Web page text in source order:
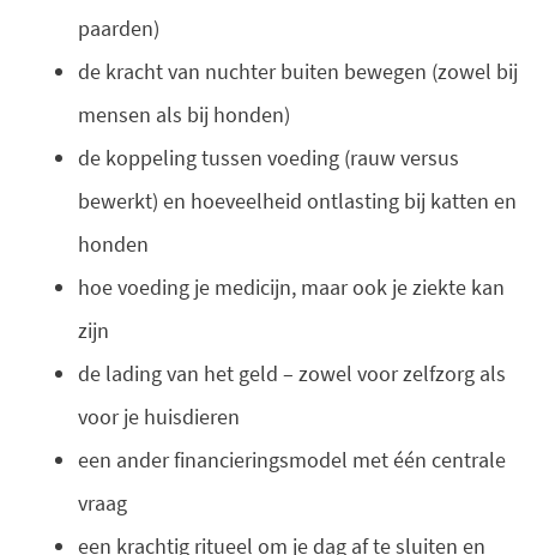
paarden)
de kracht van nuchter buiten bewegen (zowel bij
mensen als bij honden)
de koppeling tussen voeding (rauw versus
bewerkt) en hoeveelheid ontlasting bij katten en
honden
hoe voeding je medicijn, maar ook je ziekte kan
zijn
de lading van het geld – zowel voor zelfzorg als
voor je huisdieren
een ander financieringsmodel met één centrale
vraag
een krachtig ritueel om je dag af te sluiten en